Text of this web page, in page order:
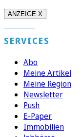
ANZEIGE X
SERVICES
Abo
Meine Artikel
Meine Region
Newsletter
Push
E-Paper
Immobilien